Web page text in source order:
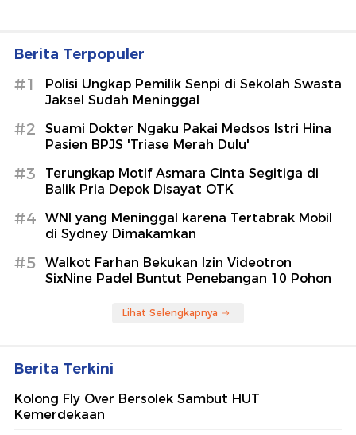
Berita Terpopuler
#1
Polisi Ungkap Pemilik Senpi di Sekolah Swasta
Jaksel Sudah Meninggal
#2
Suami Dokter Ngaku Pakai Medsos Istri Hina
Pasien BPJS 'Triase Merah Dulu'
#3
Terungkap Motif Asmara Cinta Segitiga di
Balik Pria Depok Disayat OTK
#4
WNI yang Meninggal karena Tertabrak Mobil
di Sydney Dimakamkan
#5
Walkot Farhan Bekukan Izin Videotron
SixNine Padel Buntut Penebangan 10 Pohon
Lihat Selengkapnya
Berita Terkini
Kolong Fly Over Bersolek Sambut HUT
Kemerdekaan